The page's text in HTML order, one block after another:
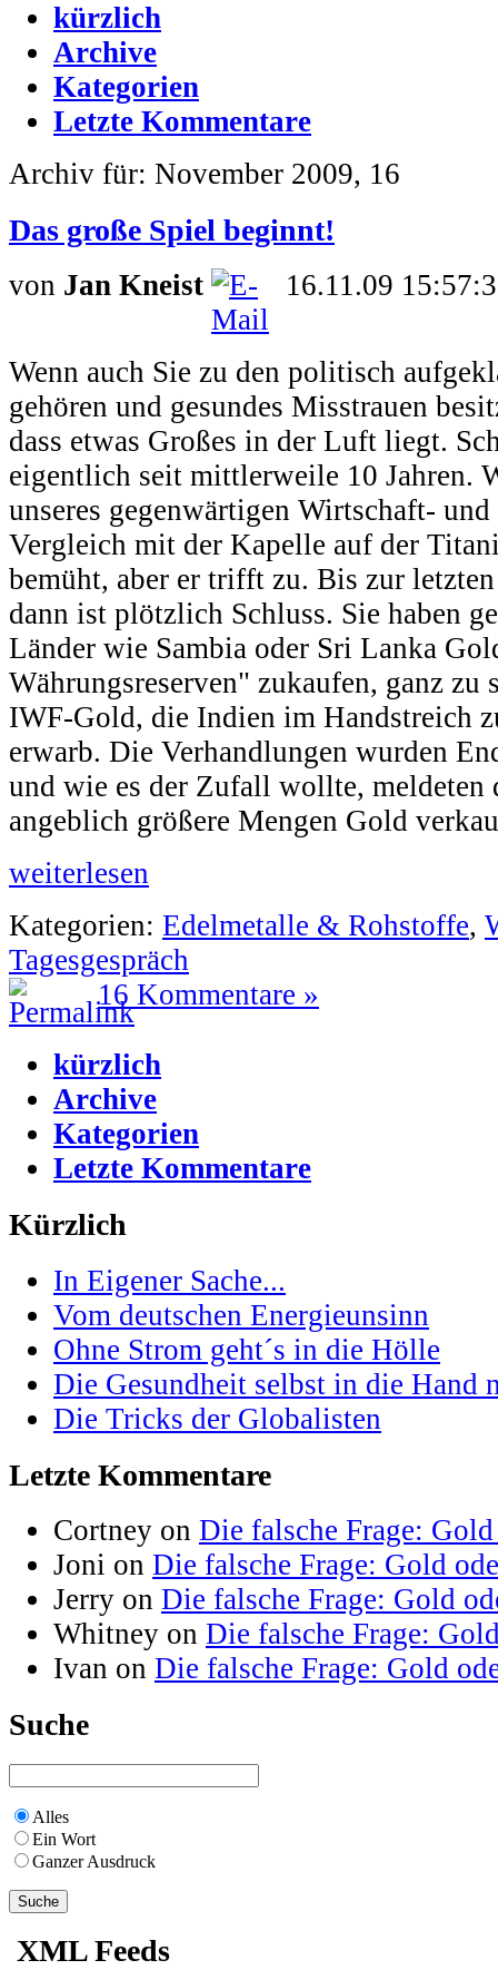
kürzlich
Archive
Kategorien
Letzte Kommentare
Archiv für: November 2009, 16
Das große Spiel beginnt!
von Jan Kneist 16.11.09
Wenn auch Sie zu den politisch
gehören und gesundes Misstrauen
dass etwas Großes in der Luft liegt.
eigentlich seit mittlerweile 10 Jahren.
unseres gegenwärtigen Wirtschaft-
Vergleich mit der Kapelle auf der
bemüht, aber er trifft zu. Bis zur
dann ist plötzlich Schluss. Sie haben
Länder wie Sambia oder Sri Lanka
Währungsreserven" zukaufen, ganz zu
IWF-Gold, die Indien im Handstreich
erwarb. Die Verhandlungen wurden
und wie es der Zufall wollte, meldeten
angeblich größere Mengen Gold
weiterlesen
Kategorien: Edelmetalle & Rohstoffe,
Tagesgespräch
16 Kommentare »
kürzlich
Archive
Kategorien
Letzte Kommentare
Kürzlich
In Eigener Sache...
Vom deutschen Energieunsinn
Ohne Strom geht´s in die Hölle
Die Gesundheit selbst in die Hand
Die Tricks der Globalisten
Letzte Kommentare
Cortney on Die falsche Frage:
Joni on Die falsche Frage: Gold
Jerry on Die falsche Frage: Gold
Whitney on Die falsche Frage:
Ivan on Die falsche Frage: Gold
Suche
Alles
Ein Wort
Ganzer Ausdruck
XML Feeds